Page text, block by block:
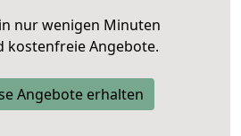
in nur wenigen Minuten
kostenfreie Angebote.
Angebote erhalten